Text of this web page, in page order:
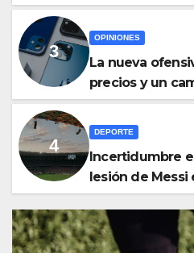
Udinese suma
OPINIONES
La nueva
precios y un
iPhone 18
DEPORTE
Incertidumbre
lesión de Messi
goleador de